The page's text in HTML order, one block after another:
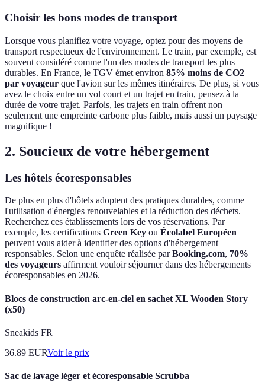
Choisir les bons modes de transport
Lorsque vous planifiez votre voyage, optez pour des moyens de
transport respectueux de l'environnement. Le train, par exemple, est
souvent considéré comme l'un des modes de transport les plus
durables. En France, le TGV émet environ 85% moins de CO2
par voyageur que l'avion sur les mêmes itinéraires. De plus, si vous
avez le choix entre un vol court et un trajet en train, pensez à la
durée de votre trajet. Parfois, les trajets en train offrent non
seulement une empreinte carbone plus faible, mais aussi un paysage
magnifique !
2. Soucieux de votre hébergement
Les hôtels écoresponsables
De plus en plus d'hôtels adoptent des pratiques durables, comme
l'utilisation d'énergies renouvelables et la réduction des déchets.
Recherchez ces établissements lors de vos réservations. Par
exemple, les certifications Green Key ou Écolabel Européen
peuvent vous aider à identifier des options d'hébergement
responsables. Selon une enquête réalisée parBooking.com, 70%
des voyageurs affirment vouloir séjourner dans des hébergements
écoresponsables en 2026.
Blocs de construction arc-en-ciel en sachet XL Wooden Story
(x50)
Sneakids FR
36.89 EURVoir le prix
Sac de lavage léger et écoresponsable Scrubba